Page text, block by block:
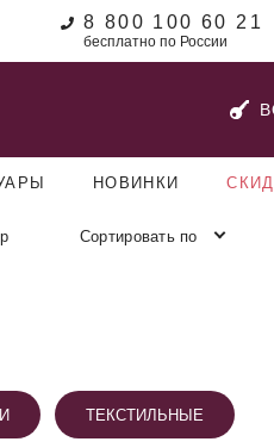
8 800 100 60 21
бесплатно по России
НОВИНКИ
Сортировать по
ТЕКСТИЛЬНЫЕ